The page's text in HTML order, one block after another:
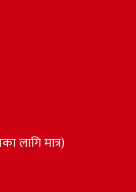
लागि मात्र)